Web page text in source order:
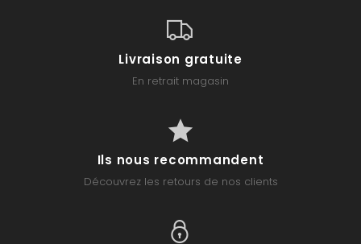
Livraison gratuite
En retrait magasin
Ils nous recommandent
Découvrez les retours de nos clients